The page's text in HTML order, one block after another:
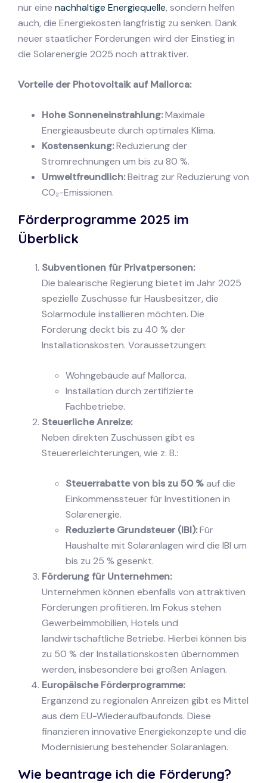
nur eine nachhaltige Energiequelle, sondern helfen
auch, die Energiekosten langfristig zu senken. Dank
neuer staatlicher Förderungen wird der Einstieg in
die Solarenergie 2025 noch attraktiver.
Vorteile der Photovoltaik auf Mallorca:
Hohe Sonneneinstrahlung:Maximale
Energieausbeute durch optimales Klima.
Kostensenkung:Reduzierung der
Stromrechnungen um bis zu 80 %.
Umweltfreundlich:Beitrag zur Reduzierung von
CO₂-Emissionen.
Förderprogramme 2025 im
Überblick
Subventionen für Privatpersonen:
Die balearische Regierung bietet im Jahr 2025
spezielle Zuschüsse für Hausbesitzer, die
Solarmodule installieren möchten. Die
Förderung deckt bis zu 40 % der
Installationskosten. Voraussetzungen:
Wohngebäude auf Mallorca.
Installation durch zertifizierte
Fachbetriebe.
Steuerliche Anreize:
Neben direkten Zuschüssen gibt es
Steuererleichterungen, wie z. B.:
Steuerrabatte von bis zu 50 %auf die
Einkommenssteuer für Investitionen in
Solarenergie.
Reduzierte Grundsteuer (IBI):Für
Haushalte mit Solaranlagen wird die IBI um
bis zu 25 % gesenkt.
Förderung für Unternehmen:
Unternehmen können ebenfalls von attraktiven
Förderungen profitieren. Im Fokus stehen
Gewerbeimmobilien, Hotels und
landwirtschaftliche Betriebe. Hierbei können bis
zu 50 % der Installationskosten übernommen
werden, insbesondere bei großen Anlagen.
Europäische Förderprogramme:
Ergänzend zu regionalen Anreizen gibt es Mittel
aus dem EU-Wiederaufbaufonds. Diese
finanzieren innovative Energiekonzepte und die
Modernisierung bestehender Solaranlagen.
Wie beantrage ich die Förderung?